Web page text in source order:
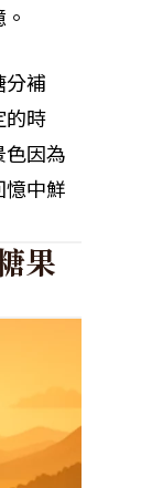
分補
的時
因為
中鮮
果